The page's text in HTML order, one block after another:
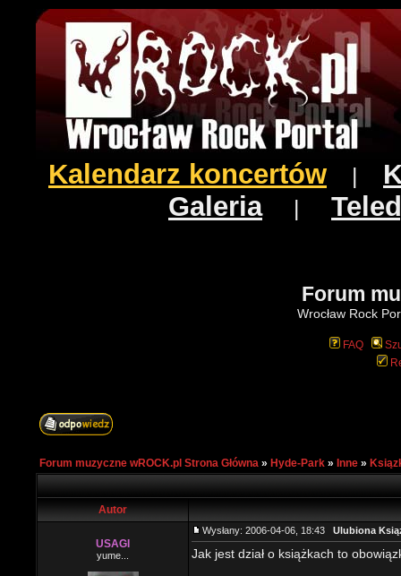
Kalendarz koncertów
Galeria|
Forum
Wrocław Rock
FAQ
Forum muzyczne wROCK.pl Strona Główna » Hyde-Park » Inne »
Autor
USAGI
yume...
Wysłany: 2006-04-06, 18:43 Ulubiona
Jak jest dział o książkach to